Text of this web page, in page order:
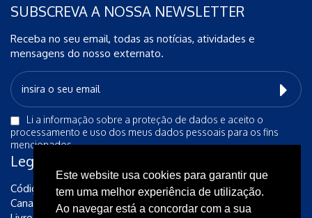
Este website usa cookies para garantir que
tem uma melhor experiência de utilização.
Ao navegar está a concordar com a sua
SUBSCREVA A NOSSA NEWSLETTER
Receba no seu email, todas as notícias, atividades e
mensagens do nosso externato.
Li a informação sobre a proteção de dados e aceito o
processamento e uso dos meus dados pessoais para os fins
mencionados.
Legais
Código de Conduta Ética
Canal de Denúncias